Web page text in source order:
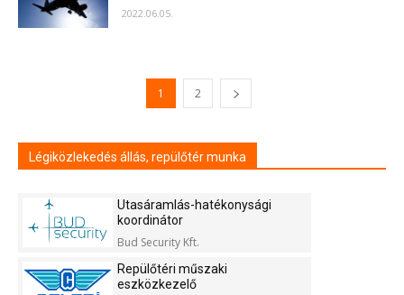
2022.06.05.
1 2
Légiközlekedés állás, repülőtér munka
Utasáramlás-hatékonysági
koordinátor
Bud Security Kft.
Repülőtéri műszaki
eszközkezelő